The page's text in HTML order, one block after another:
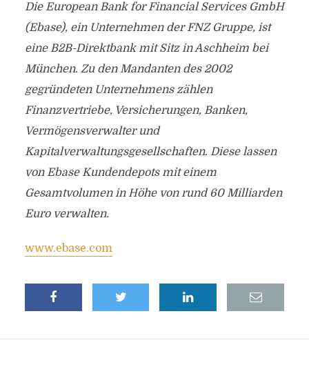
Die European Bank for Financial Services GmbH
(Ebase), ein Unternehmen der FNZ Gruppe, ist
eine B2B-Direktbank mit Sitz in Aschheim bei
München. Zu den Mandanten des 2002
gegründeten Unternehmens zählen
Finanzvertriebe, Versicherungen, Banken,
Vermögensverwalter und
Kapitalverwaltungsgesellschaften. Diese lassen
von Ebase Kundendepots mit einem
Gesamtvolumen in Höhe von rund 60 Milliarden
Euro verwalten.
www.ebase.com